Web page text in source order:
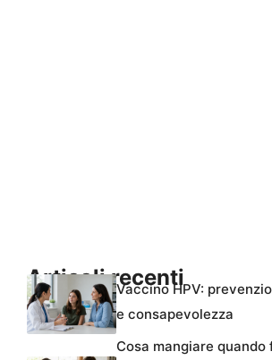
Articoli recenti
Vaccino HPV:
e consapevolezza
Cosa mangiare quando